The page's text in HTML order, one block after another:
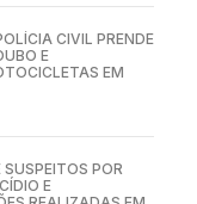
CIVIL PRENDE
E
EM
POR
E